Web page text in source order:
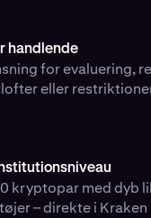
handlende
for evaluering,
eller
kryptopar med dyb
– direkte i Kraken